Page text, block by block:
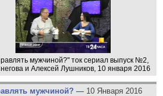
мужчиной?" ток сериал выпуск №2,
и Алексей Лушников, 10 января 2016
мужчиной? — 10 Января 2016